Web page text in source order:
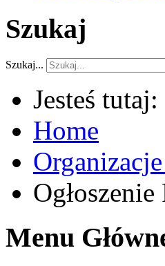
Szukaj
Szukaj...
Jesteś tutaj:
Home
Menu